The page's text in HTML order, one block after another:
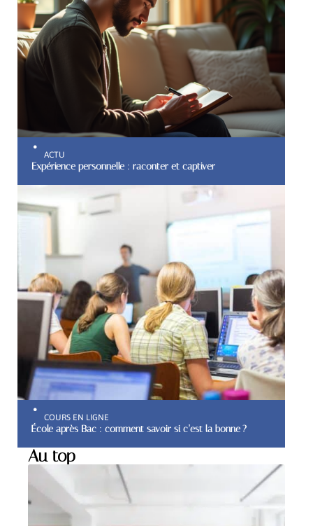
ACTU
Expérience personnelle : raconter et captiver
COURS EN LIGNE
École après Bac : comment savoir si c’est la bonne ?
Au top